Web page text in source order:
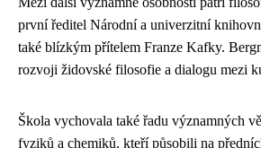
první ředitel Národní a univerzitní
také blízkým přítelem Franze Kafky.
rozvoji židovské filosofie a dialogu mezi
Škola vychovala také řadu významných
fyziků a chemiků, kteří působili na